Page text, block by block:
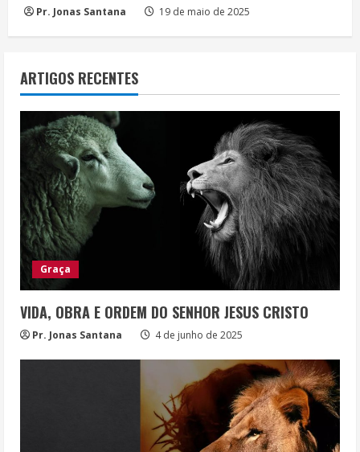
Pr. Jonas Santana 19 de maio de 2025
ARTIGOS RECENTES
Graça
VIDA, OBRA E ORDEM DO SENHOR JESUS CRISTO
Pr. Jonas Santana 4 de junho de 2025